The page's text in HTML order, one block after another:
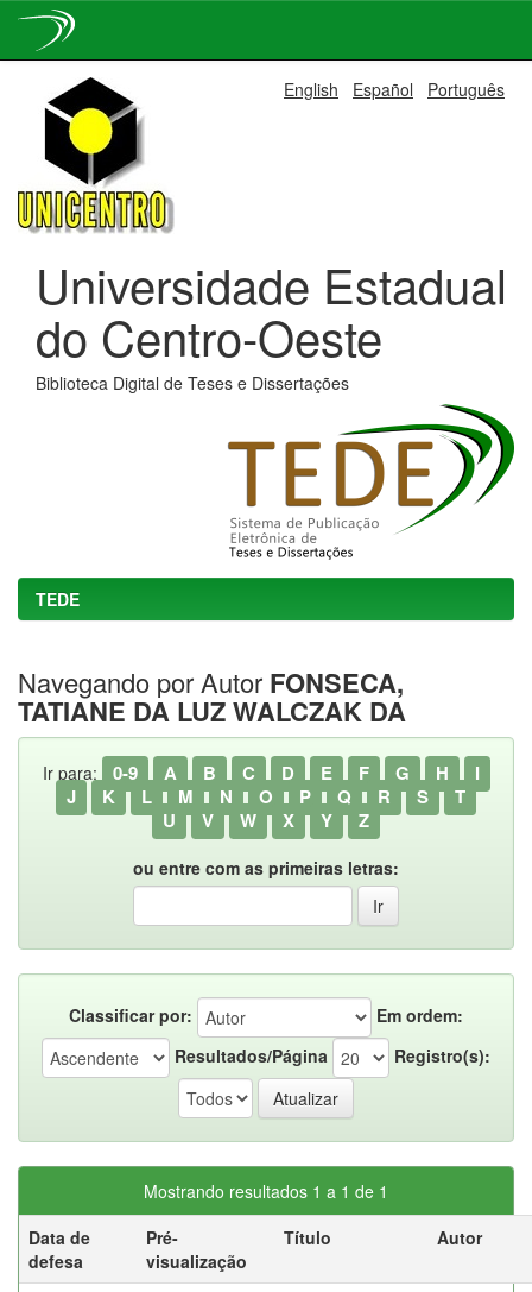
navigation
English Español Português
Universidade Estadual
do Centro-Oeste
Biblioteca Digital de Teses e Dissertações
TEDE
Navegando por Autor FONSECA,
TATIANE DA LUZ WALCZAK DA
Ir para: 0-9 A B C D E F G H
I
J
K L M N O P Q R S
T
U
V W X Y Z
ou entre com as primeiras letras:
Classificar por:
Em ordem:
Resultados/Página
Registro(s):
Mostrando resultados 1 a 1 de 1
Data de
defesa
Pré-
visualização
Título Autor